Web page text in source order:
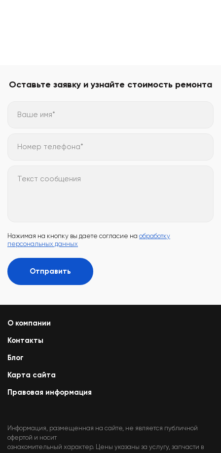
Оставьте заявку и узнайте стоимость ремонта
Ваше имя*
Номер телефона*
Текст сообщения
Нажимая на кнопку вы даете согласие на обработку
персональных данных
Отправить
О компании
Контакты
Блог
Карта сайта
Правовая информация
Информация, размещенная на сайте, не является публичной
офертой и носит
ознакомительный характер. Цены указаны за услугу, запчасти в